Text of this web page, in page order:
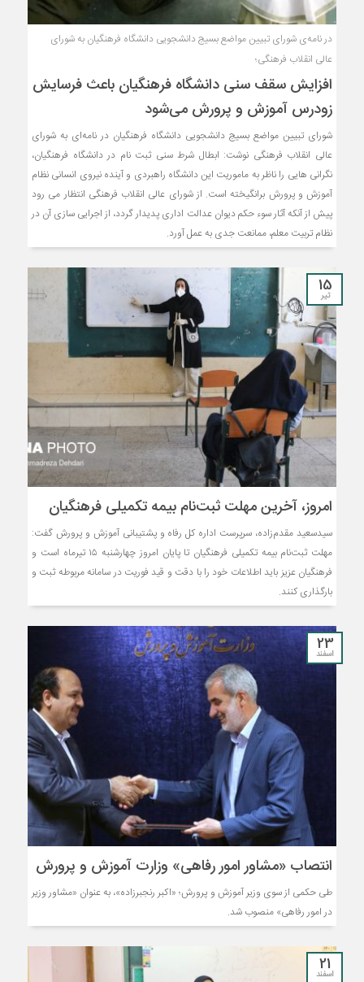
در نامه‌ی شورای تبیین مواضع بسیج دانشجویی دانشگاه فرهنگیان به شورای
عالی انقلاب فرهنگی؛
افزایش سقف سنی دانشگاه فرهنگیان باعث فرسایش
زودرس آموزش و پرورش می‌شود
شورای تبیین مواضع بسیج دانشجویی دانشگاه فرهنگیان در نامه‌ای به شورای
عالی انقلاب فرهنگی نوشت: ابطال شرط سنی ثبت نام در دانشگاه فرهنگیان،
نگرانی هایی را ناظر به ماموریت این دانشگاه راهبردی و آینده نیروی انسانی نظام
آموزش و پرورش برانگیخته است. از شورای عالی انقلاب فرهنگی انتظار می رود
پیش از آنکه آثار سوء حکم دیوان عدالت اداری پدیدار گردد، از اجرایی سازی آن در
نظام تربیت معلم، ممانعت جدی به عمل آورد.
15
تیر
امروز، آخرین مهلت ثبت‌نام بیمه تکمیلی فرهنگیان
سیدسعید مقدم‌زاده، سرپرست اداره کل رفاه و پشتیبانی آموزش و پرورش گفت:
مهلت ثبت‌نام بیمه تکمیلی فرهنگیان تا پایان امروز چهارشنبه ۱۵ تیرماه است و
فرهنگیان عزیز باید اطلاعات خود را با دقت و قید فوریت در سامانه مربوطه ثبت و
بارگذاری کنند.
23
اسفند
انتصاب «مشاور امور رفاهی» وزارت آموزش و پرورش
طی حکمی از سوی وزیر آموزش ‌و پرورش؛ «اکبر رنجبرزاده»، به عنوان «مشاور وزیر
در امور رفاهی» منصوب شد.
21
اسفند